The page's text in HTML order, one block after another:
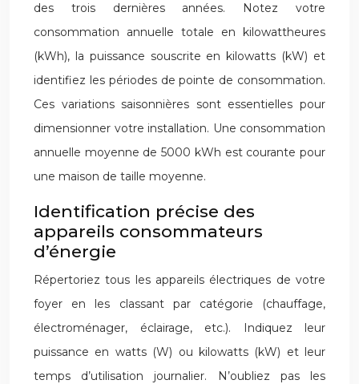
des trois dernières années. Notez votre
consommation annuelle totale en kilowattheures
(kWh), la puissance souscrite en kilowatts (kW) et
identifiez les périodes de pointe de consommation.
Ces variations saisonnières sont essentielles pour
dimensionner votre installation. Une consommation
annuelle moyenne de 5000 kWh est courante pour
une maison de taille moyenne.
Identification précise des
appareils consommateurs
d’énergie
Répertoriez tous les appareils électriques de votre
foyer en les classant par catégorie (chauffage,
électroménager, éclairage, etc.). Indiquez leur
puissance en watts (W) ou kilowatts (kW) et leur
temps d’utilisation journalier. N’oubliez pas les